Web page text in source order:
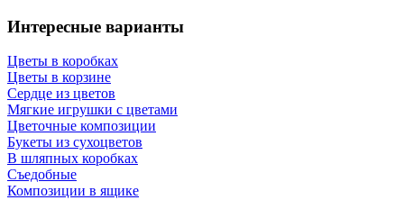
Интересные варианты
Цветы в коробках
Цветы в корзине
Сердце из цветов
Мягкие игрушки с цветами
Цветочные композиции
Букеты из сухоцветов
В шляпных коробках
Съедобные
Композиции в ящике